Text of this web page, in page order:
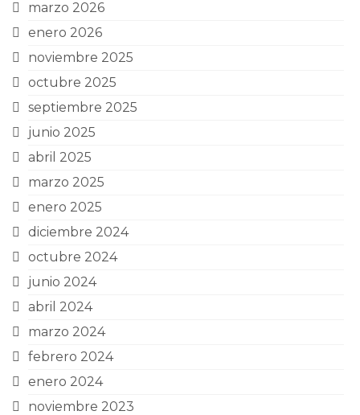
marzo 2026
enero 2026
noviembre 2025
octubre 2025
septiembre 2025
junio 2025
abril 2025
marzo 2025
enero 2025
diciembre 2024
octubre 2024
junio 2024
abril 2024
marzo 2024
febrero 2024
enero 2024
noviembre 2023